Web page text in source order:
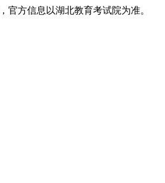
官方信息以湖北教育考试院为准。